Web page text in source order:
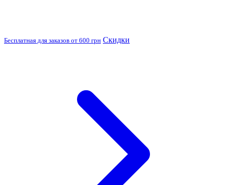
Бесплатная для заказов от 600 грн Скидки